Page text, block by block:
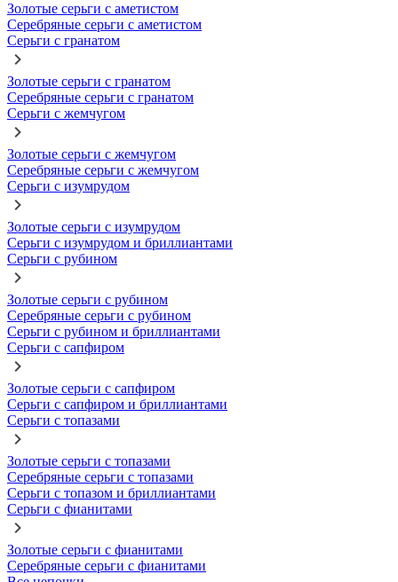
Золотые серьги с аметистом
Серебряные серьги с аметистом
Серьги с гранатом
Золотые серьги с гранатом
Серебряные серьги с гранатом
Серьги с жемчугом
Золотые серьги с жемчугом
Серебряные серьги с жемчугом
Серьги с изумрудом
Золотые серьги с изумрудом
Серьги с изумрудом и бриллиантами
Серьги с рубином
Золотые серьги с рубином
Серебряные серьги с рубином
Серьги с рубином и бриллиантами
Серьги с сапфиром
Золотые серьги с сапфиром
Серьги с сапфиром и бриллиантами
Серьги с топазами
Золотые серьги с топазами
Серебряные серьги с топазами
Серьги с топазом и бриллиантами
Серьги с фианитами
Золотые серьги с фианитами
Серебряные серьги с фианитами